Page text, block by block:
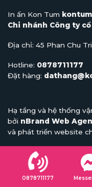
In ấn Kon Tum
Chi nhánh Công ty
Địa chỉ: 45 Phan Chu
Hotline: 0878711177
Đặt hàng:
Hạ tầng và hệ thống
bởi nBrand Web
và phát triển website
Chỉ cần để lại số điện
lại và tư vấn các giải
0878711177